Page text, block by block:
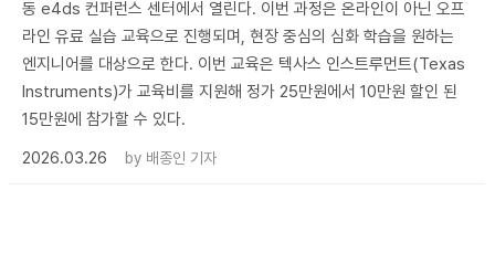
동 e4ds 컨퍼런스 센터에서 열린다. 이번 과정은 온라인이 아닌 오프
라인 유료 실습 교육으로 진행되며, 현장 중심의 심화 학습을 원하는
엔지니어를 대상으로 한다. 이번 교육은 텍사스 인스트루먼트(Texas
Instruments)가 교육비를 지원해 정가 25만원에서 10만원 할인 된
15만원에 참가할 수 있다.
2026.03.26
by 배종인 기자